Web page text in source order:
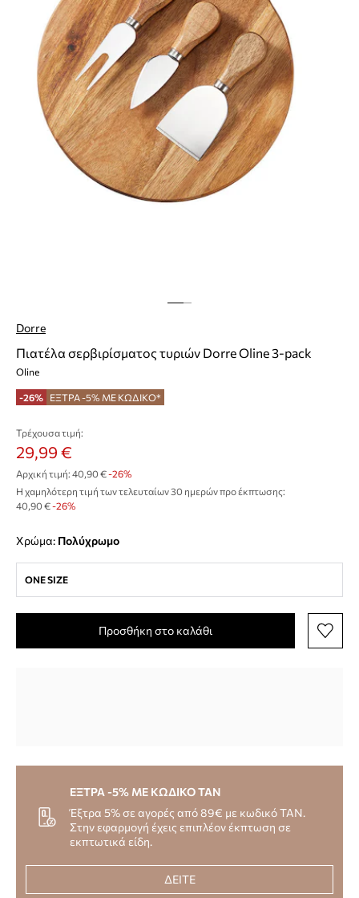
Dorre
Πιατέλα σερβιρίσματος τυριών Dorre Oline 3-pack
Oline
-26% ΕΞΤΡΑ -5% ΜΕ ΚΩΔΙΚΟ*
Τρέχουσα τιμή:
29,99 €
Αρχική τιμή: 40,90 €-26%
Η χαμηλότερη τιμή των τελευταίων 30 ημερών προ έκπτωσης:
40,90 € -26%
Χρώμα: πολύχρωμο
ONE SIZE
Προσθήκη στο καλάθι
ΕΞΤΡΑ -5% ΜΕ ΚΩΔΙΚΟ TAN
Έξτρα 5% σε αγορές από 89€ με κωδικό TAN.
Στην εφαρμογή έχεις επιπλέον έκπτωση σε
εκπτωτικά είδη.
ΔΕΙΤΕ